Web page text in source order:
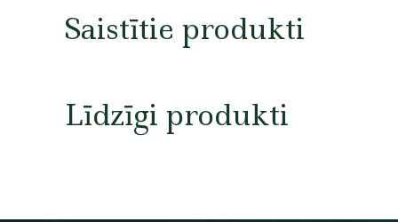
Saistītie produkti
Līdzīgi produkti